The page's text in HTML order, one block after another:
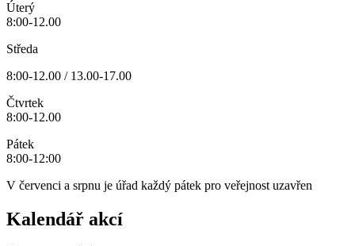
Úterý
8:00-12.00
Středa
8:00-12.00 / 13.00-17.00
Čtvrtek
8:00-12.00
Pátek
8:00-12:00
V červenci a srpnu je úřad každý pátek pro veřejnost uzavřen
Kalendář akcí